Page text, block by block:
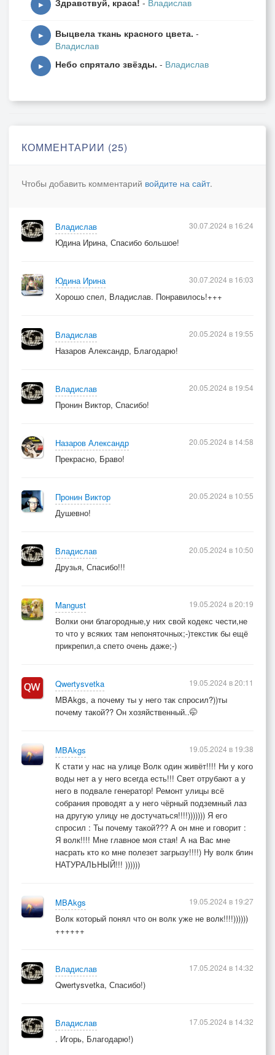
▶ Здравствуй, краса! - Владислав
▶ Выцвела ткань красного цвета. -
Владислав
▶ Небо спрятало звёзды. - Владислав
КОММЕНТАРИИ (25)
Чтобы добавить комментарий войдите на сайт.
Владислав
Юдина Ирина, Спасибо большое!
30.07.2024 в 16:24
Юдина Ирина
Хорошо спел, Владислав. Понравилось!+++
30.07.2024 в 16:03
Владислав
Назаров Александр, Благодарю!
20.05.2024 в 19:55
Владислав
Пронин Виктор, Спасибо!
20.05.2024 в 19:54
Назаров Александр
Прекрасно, Браво!
20.05.2024 в 14:58
Пронин Виктор
Душевно!
20.05.2024 в 10:55
Владислав
Друзья, Спасибо!!!
20.05.2024 в 10:50
Mangust
Волки они благородные,у них свой кодекс чести,не
то что у всяких там непоняточных;-)текстик бы ещё
прикрепил,а спето очень даже;-)
19.05.2024 в 20:19
Qwertysvetka
MBAkgs, а почему ты у него так спросил?))ты
почему такой?? Он хозяйственный..🤭
19.05.2024 в 20:11
MBAkgs
К стати у нас на улице Волк один живёт!!!! Ни у кого
воды нет а у него всегда есть!!! Свет отрубают а у
него в подвале генератор! Ремонт улицы всё
собрания проводят а у него чёрный подземный лаз
на другую улицу не достучаться!!!!))))))) Я его
спросил : Ты почему такой??? А он мне и говорит :
Я волк!!!! Мне главное моя стая! А на Вас мне
насрать кто ко мне полезет загрызу!!!!) Ну волк блин
НАТУРАЛЬНЫЙ!!! ))))))
19.05.2024 в 19:38
MBAkgs
Волк который понял что он волк уже не волк!!!!))))))
++++++
19.05.2024 в 19:27
Владислав
Qwertysvetka, Спасибо!)
17.05.2024 в 14:32
Владислав
. Игорь, Благодарю!)
17.05.2024 в 14:32